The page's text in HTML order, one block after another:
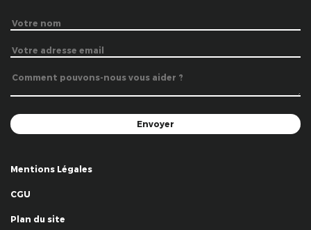
Mentions Légales
CGU
Plan du site